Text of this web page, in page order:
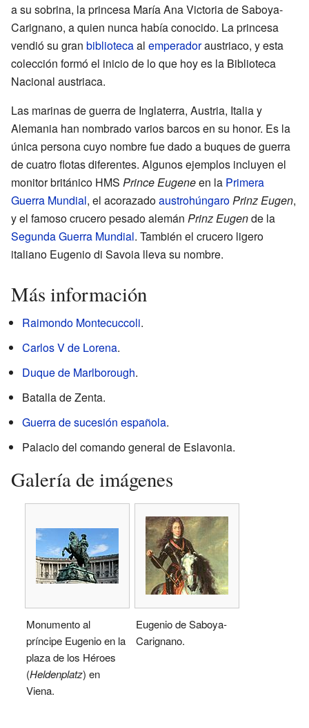
a su sobrina, la princesa María Ana Victoria de Saboya-
Carignano, a quien nunca había conocido. La princesa
vendió su gran bibliotecaal emperadoraustriaco, y esta
colección formó el inicio de lo que hoy es la Biblioteca
Nacional austriaca.
Las marinas de guerra de Inglaterra, Austria, Italia y
Alemania han nombrado varios barcos en su honor. Es la
única persona cuyo nombre fue dado a buques de guerra
de cuatro flotas diferentes. Algunos ejemplos incluyen el
monitor británico HMS Prince Eugeneen la Primera
Guerra Mundial, el acorazadoaustrohúngaroPrinz Eugen,
y el famoso crucero pesado alemán Prinz Eugende la
Segunda Guerra Mundial. También el crucero ligero
italiano Eugenio di Savoia lleva su nombre.
Más información
Raimondo Montecuccoli.
Carlos V de Lorena.
Duque de Marlborough.
Batalla de Zenta.
Guerra de sucesión española.
Palacio del comando general de Eslavonia.
Galería de imágenes
Monumento al
príncipe Eugenio en la
plaza de los Héroes
(Heldenplatz) en
Viena.
Eugenio de Saboya-
Carignano.